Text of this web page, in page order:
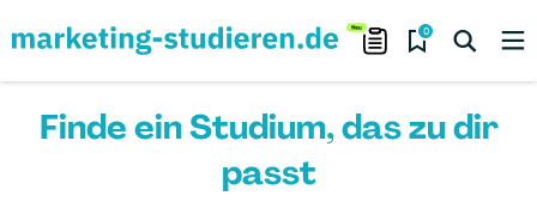
0
Finde ein Studium, das zu dir
passt